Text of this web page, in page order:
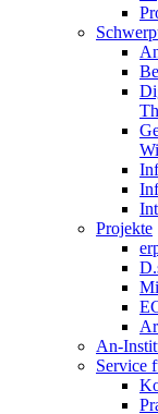
Projekte
An-
Service